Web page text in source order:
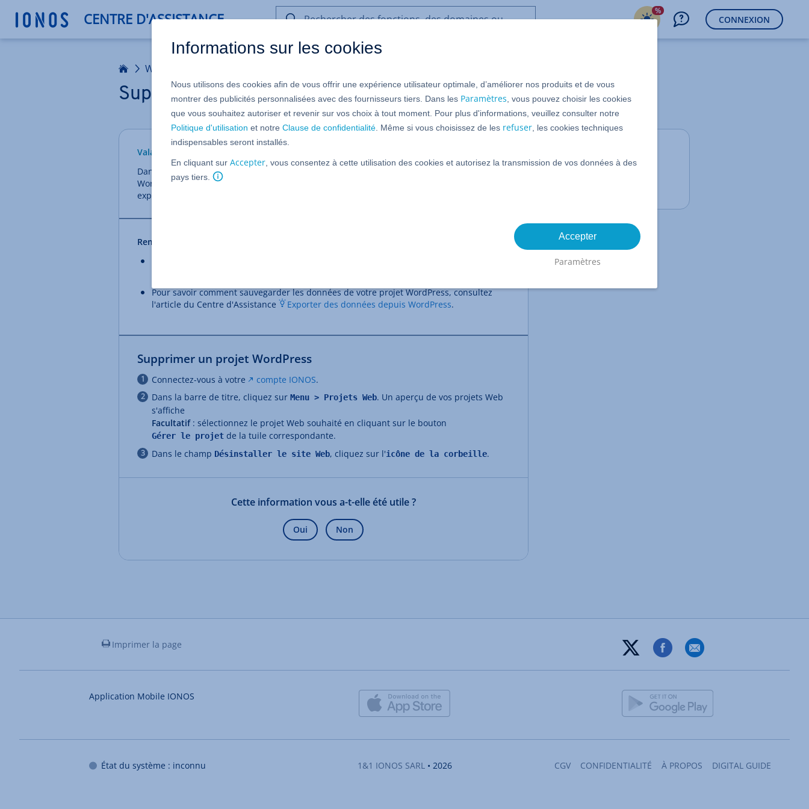
CENTRE D'ASSISTANCE
ou
de
l’aide
%
CONNEXION
WordPress
Supprimer un projet WordPress
Valable pour Hébergement pour WordPress et Hébergement managé pour WordPress.
Dans votre
compte IONOS
WordPress sont regroupés dans les paramètres de projet correspondants. Cet article vous
explique comment supprimer votre projet WordPress via ces paramètres de projet.
Remarques
Pour savoir comment sauvegarder les données de votre projet WordPress, consultez
l'article du Centre d'Assistance
Exporter des données depuis WordPress.
Supprimer un projet WordPress
Connectez-vous à votre compte IONOS.
Dans la barre de titre, cliquez sur Menu > Projets Web. Un aperçu de vos projets Web
s'affiche
Facultatif : sélectionnez le projet Web souhaité en cliquant sur le bouton
Gérer le projet de la tuile correspondante.
Dans le champ Désinstaller le site Web, cliquez sur l'icône de la corbeille.
Cette information vous a-t-elle été utile ?
Oui Non
Imprimer la page
Application Mobile IONOS
État du système : inconnu 1&1 IONOS SARL• 2026 CGV CONFIDENTIALITÉ À PROPOS DIGITAL GUIDE
Informations sur les cookies
Nous utilisons des cookies afin de vous offrir une expérience utilisateur optimale, d’améliorer nos produits et de vous
montrer des publicités personnalisées avec des fournisseurs tiers. Dans les Paramètres , vous pouvez choisir les cookies
que vous souhaitez autoriser et revenir sur vos choix à tout moment. Pour plus d'informations, veuillez consulter notre
Politique d'utilisation et notre Clause de confidentialité . Même si vous choisissez de les refuser , les cookies techniques
indispensables seront installés.
En cliquant sur Accepter , vous consentez à cette utilisation des cookies et autorisez la transmission de vos données à des
pays tiers.
Accepter
Paramètres